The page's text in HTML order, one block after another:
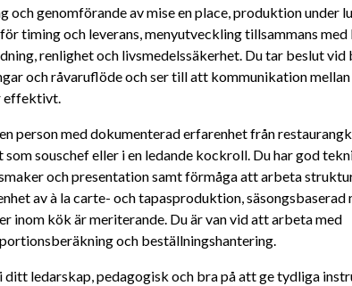
och genomförande av mise en place, produktion under
timing och leverans, menyutveckling tillsammans
renlighet och livsmedelssäkerhet. Du tar beslut vid
och råvaruflöde och ser till att kommunikation
effektivt.
person med dokumenterad erfarenhet från
souschef eller i en ledande kockroll. Du har god
och presentation samt förmåga att arbeta
av à la carte- och tapasproduktion, säsongsbaserad
inom kök är meriterande. Du är van vid att arbeta med
och beställningshantering.
ditt ledarskap, pedagogisk och bra på att ge tydliga